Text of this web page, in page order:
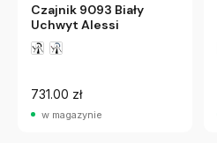
Czajnik 9093 Biały
Uchwyt Alessi
731.00 zł
w magazynie